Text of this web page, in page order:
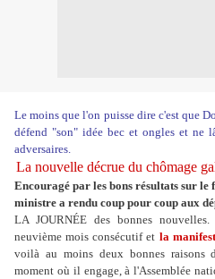
Le moins que l'on puisse dire c'est que
défend "son" idée bec et ongles et ne
adversaires.
La nouvelle décrue du chômage
Encouragé par les bons résultats sur
ministre a rendu coup pour coup aux
LA JOURNÉE des bonnes
neuvième mois consécutif et la
voilà au moins deux bonnes raisons
moment où il engage, à l'Assemblée